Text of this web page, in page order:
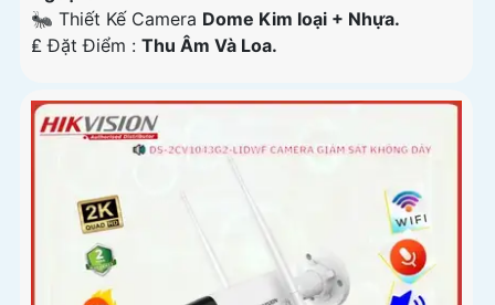
🐜 Thiết Kế Camera Dome Kim loại + Nhựa.
️₤ Đặt Điểm : Thu Âm Và Loa.